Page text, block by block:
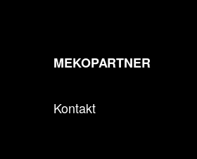
MEKOPARTNER
Kontakt